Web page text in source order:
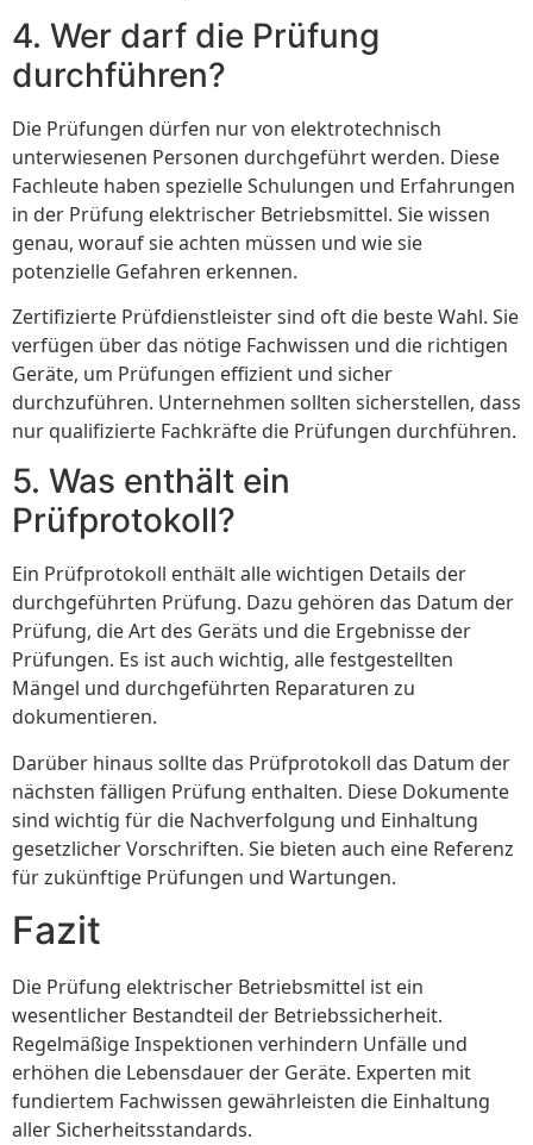
4. Wer darf die Prüfung
durchführen?
Die Prüfungen dürfen nur von elektrotechnisch
unterwiesenen Personen durchgeführt werden. Diese
Fachleute haben spezielle Schulungen und Erfahrungen
in der Prüfung elektrischer Betriebsmittel. Sie wissen
genau, worauf sie achten müssen und wie sie
potenzielle Gefahren erkennen.
Zertifizierte Prüfdienstleister sind oft die beste Wahl. Sie
verfügen über das nötige Fachwissen und die richtigen
Geräte, um Prüfungen effizient und sicher
durchzuführen. Unternehmen sollten sicherstellen, dass
nur qualifizierte Fachkräfte die Prüfungen durchführen.
5. Was enthält ein
Prüfprotokoll?
Ein Prüfprotokoll enthält alle wichtigen Details der
durchgeführten Prüfung. Dazu gehören das Datum der
Prüfung, die Art des Geräts und die Ergebnisse der
Prüfungen. Es ist auch wichtig, alle festgestellten
Mängel und durchgeführten Reparaturen zu
dokumentieren.
Darüber hinaus sollte das Prüfprotokoll das Datum der
nächsten fälligen Prüfung enthalten. Diese Dokumente
sind wichtig für die Nachverfolgung und Einhaltung
gesetzlicher Vorschriften. Sie bieten auch eine Referenz
für zukünftige Prüfungen und Wartungen.
Fazit
Die Prüfung elektrischer Betriebsmittel ist ein
wesentlicher Bestandteil der Betriebssicherheit.
Regelmäßige Inspektionen verhindern Unfälle und
erhöhen die Lebensdauer der Geräte. Experten mit
fundiertem Fachwissen gewährleisten die Einhaltung
aller Sicherheitsstandards.